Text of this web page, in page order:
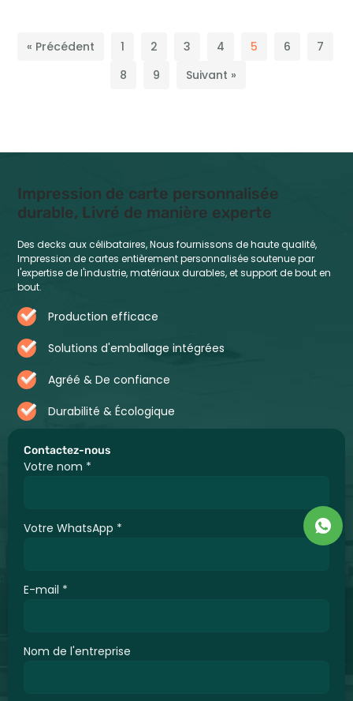
« Précédent 1 2 3 4 5 6
7
8
9 Suivant »
Contactez-nous
Votre nom *
Votre WhatsApp *
E-mail *
Nom de l'entreprise
Impression de carte personnalisée
durable, Livré de manière experte
Des decks aux célibataires, Nous fournissons de haute qualité,
Impression de cartes entièrement personnalisée soutenue par
l'expertise de l'industrie, matériaux durables, et support de bout en
bout.
Production efficace
Solutions d'emballage intégrées
Agréé & De confiance
Durabilité & Écologique